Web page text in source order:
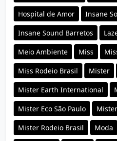
Hospital de Amor Insane
Insane Sound Barretos
Meio Ambiente Miss
Miss Rodeio Brasil Mister
Mister Earth International
Mister Eco São Paulo
Mister Rodeio Brasil Moda